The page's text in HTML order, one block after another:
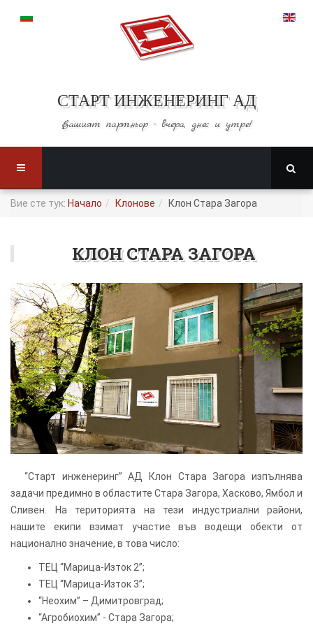
СТАРТ ИНЖЕНЕРИНГ АД
Вашият партньор - вчера, днес и утре!
Вие сте тук: Начало Клонове Клон Стара Загора
КЛОН СТАРА ЗАГОРА
“Старт инженеринг” АД Клон Стара Загора изпълнява
задачи предимно в областите Стара Загора, Хасково, Ямбол и
Сливен. На територията на тези индустриални райони,
нашите екипи взимат участие във водещи обекти от
национално значение, в това число:
ТЕЦ “Марица-Изток 2”;
ТЕЦ “Марица-Изток 3”;
“Неохим” – Димитровград;
“Агробиохим” - Стара Загора;